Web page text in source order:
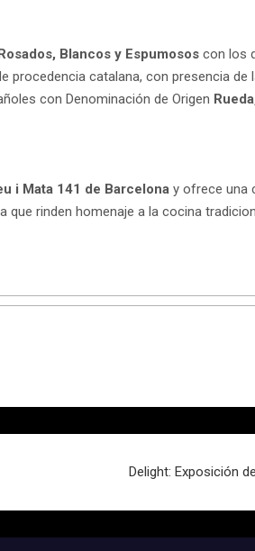
Blancos y Espumosos con los
procedencia catalana, con presencia de
con Denominación de Origen
i Mata 141 de Barcelona y ofrece una
rinden homenaje a la cocina
Delight: Exposición